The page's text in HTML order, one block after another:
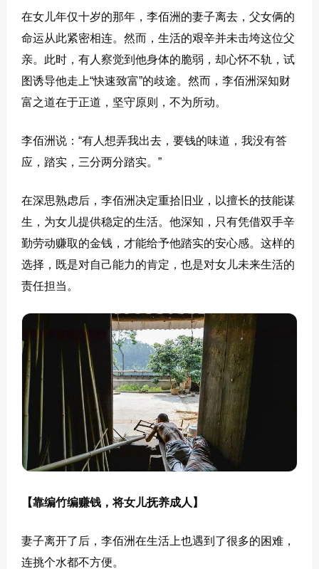
在女儿年仅十岁的那年，李佰洲的妻子离去，父女俩的
命运从此紧密相连。然而，生活的艰辛并未击垮这位父
亲。此时，有人察觉到他身体的脆弱，却心怀不轨，试
图诱导他走上“快速致富”的歧途。然而，李佰洲深知财
富之道在于正道，坚守原则，不为所动。
李佰洲说：“有人想弄我出去，要钱的味道，我没有答
应，踏实，三分两分踏实。”
在深思熟虑后，李佰洲决定重拾旧业，以擅长的技能谋
生，为女儿提供稳定的生活。他深知，只有凭借双手辛
勤劳动赚取的金钱，才能给予他踏实的安心感。这样的
选择，既是对自己能力的肯定，也是对女儿未来生活的
责任担当。
【靠编竹编赚钱，将女儿抚养成人】
妻子离开了后，李佰洲在生活上也遇到了很多的困难，
连挑个水都不方便。